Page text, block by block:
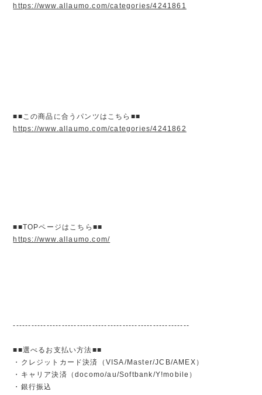
https://www.allaumo.com/categories/4241861
■■この商品に合うパンツはこちら■■
https://www.allaumo.com/categories/4241862
■■TOPページはこちら■■
https://www.allaumo.com/
----------------------------------------------------------
■■選べるお支払い方法■■
・クレジットカード決済（VISA/Master/JCB/AMEX）
・キャリア決済（docomo/au/Softbank/Y!mobile）
・銀行振込